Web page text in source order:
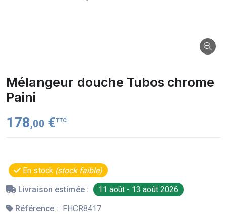
Mélangeur douche Tubos chrome
Paini
178,00 €TTC
En stock (stock faible)
Livraison estimée :
11 août - 13 août 2026
Référence : FHCR8417